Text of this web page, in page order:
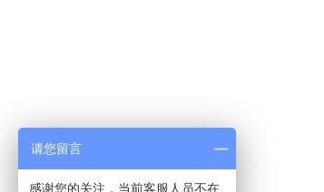
请您留言
感谢您的关注，当前客服人员不在